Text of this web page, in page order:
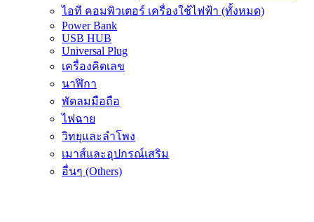
ไอที คอมพิวเตอร์ เครื่องใช้ไฟฟ้า (ทั้งหมด)
Power Bank
USB HUB
Universal Plug
เครื่องคิดเลข
นาฬิกา
พัดลมมือถือ
ไฟฉาย
วิทยุและลำโพง
เมาส์และอุปกรณ์เสริม
อื่นๆ (Others)